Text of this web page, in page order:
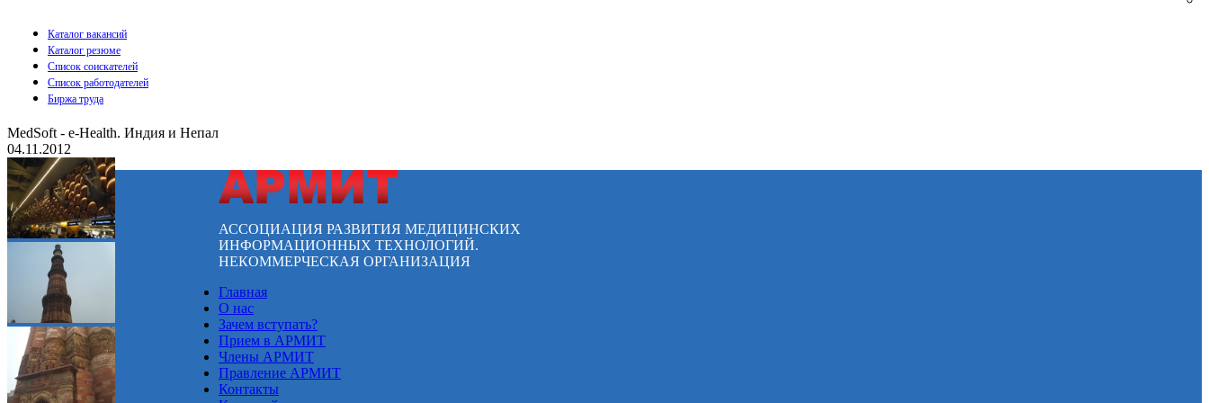
Каталог вакансий
Каталог резюме
Список соискателей
Список работодателей
Биржа труда
MedSoft - e-Health. Индия и Непал
04.11.2012
АССОЦИАЦИЯ РАЗВИТИЯ МЕДИЦИНСКИХ
ИНФОРМАЦИОННЫХ ТЕХНОЛОГИЙ.
НЕКОММЕРЧЕСКАЯ ОРГАНИЗАЦИЯ
Главная
О нас
Зачем вступать?
Прием в АРМИТ
Члены АРМИТ
Правление АРМИТ
Контакты